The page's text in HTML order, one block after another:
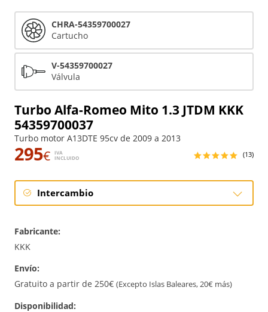
Turbo Alfa-Romeo Mito 1.3 JTDM KKK
54359700037
Turbo motor A13DTE 95cv de 2009 a 2013
295€
IVA
INCLUIDO
(13)
Intercambio
Reforzado
Fabricante:
KKK
Envío:
Gratuito a partir de 250€ (Excepto Islas Baleares, 20€ más)
Disponibilidad:
CHRA-54359700027
Cartucho
V-54359700027
Válvula